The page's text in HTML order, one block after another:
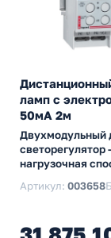
ламп с
50мА 2м
Двухмодульный
нагрузочная
Артикул: 003658